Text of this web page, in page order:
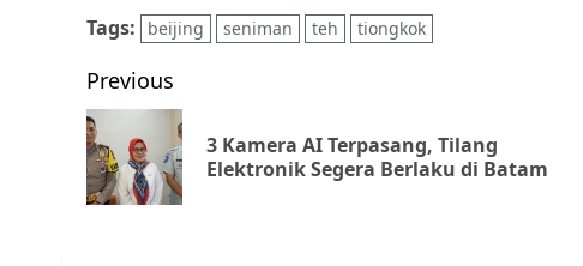
Tags: beijing seniman teh tiongkok
Post
navigation
Previous
3 Kamera AI Terpasang, Tilang
Elektronik Segera Berlaku di Batam